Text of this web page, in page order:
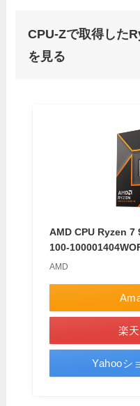
CPU-Zで取得した
を見る
AMD CPU Ryzen 7
100-
AMD
楽
Yahooシ